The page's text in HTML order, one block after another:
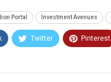
Portal Investment Avenues
Twitter Pinterest